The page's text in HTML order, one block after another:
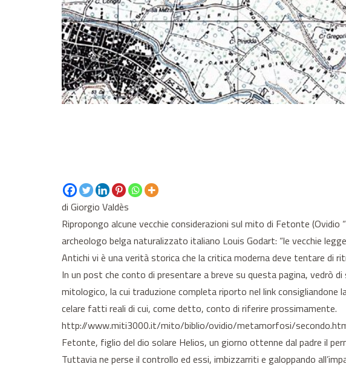
di Giorgio Valdès
Ripropongo alcune vecchie considerazioni sul mito di Fetonte
archeologo belga naturalizzato italiano Louis Godart: “le vecchie
Antichi vi è una verità storica che la critica moderna deve tentare di
In un post che conto di presentare a breve su questa pagina, vedrò
mitologico, la cui traduzione completa riporto nel link
celare fatti reali di cui, come detto, conto di riferire prossimamente.
http://www.miti3000.it/mito/biblio/ovidio/metamorfosi/
Fetonte, figlio del dio solare Helios, un giorno ottenne dal padre il
Tuttavia ne perse il controllo ed essi, imbizzarriti e galoppando